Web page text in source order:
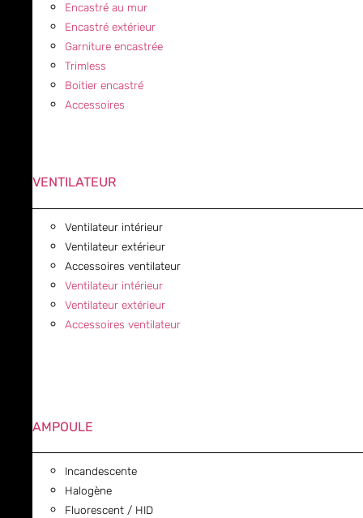
Encastré au mur
Encastré extérieur
Garniture encastrée
Trimless
Boitier encastré
Accessoires
VENTILATEUR
Ventilateur intérieur
Ventilateur extérieur
Accessoires ventilateur
Ventilateur intérieur
Ventilateur extérieur
Accessoires ventilateur
AMPOULE
Incandescente
Halogène
Fluorescent / HID